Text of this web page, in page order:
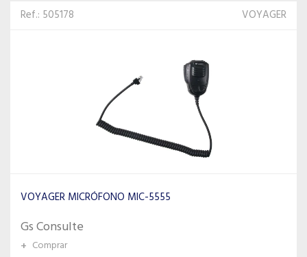
Ref.: 505178 VOYAGER
VOYAGER MICRÓFONO MIC-5555
Gs Consulte
+ Comprar